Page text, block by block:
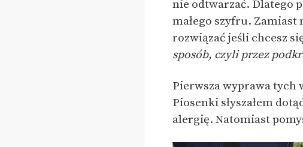
nie odtwarzać. Dlatego
małego szyfru. Zamiast
rozwiązać jeśli chcesz
sposób, czyli przez
Pierwsza wyprawa tych
Piosenki słyszałem
alergię. Natomiast